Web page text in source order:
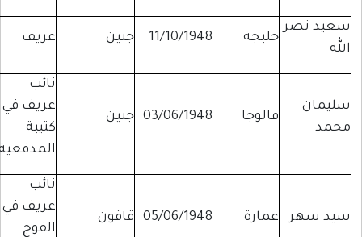
عريف جنين 11/10/1948 حلبجة
سعيد نصر
الله
نائب
عريف في
كتيبة
المدفعية
جنين 03/06/1948 فالوجا
سليمان
محمد
نائب
عريف في
الفوج
قاقون 05/06/1948 عمارة سيد سهر